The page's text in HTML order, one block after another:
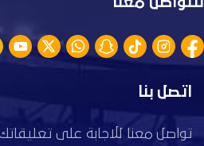
اتصل بنا
تواصل معنا للاجابة على